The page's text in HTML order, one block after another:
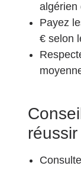
algérien
Payez
€ selon